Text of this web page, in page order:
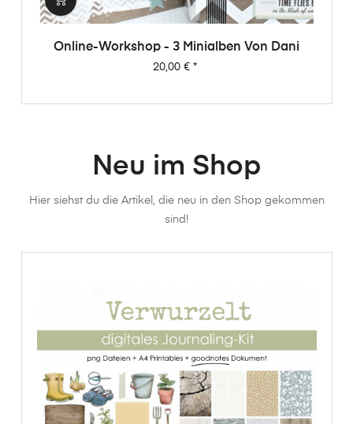
Online-Workshop - 3 Minialben Von Dani
Preis
20,00 €*
Neu im Shop
Hier siehst du die Artikel, die neu in den Shop gekommen
sind!